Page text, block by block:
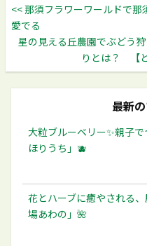
<< 那須フラワーワールドで
愛でる
星の見える丘農園でぶどう
りとは？ 【
最新
大粒ブルーベリー✨️親子
ほりうち」🫐
花とハーブに癒やされる
場あわの」🌺